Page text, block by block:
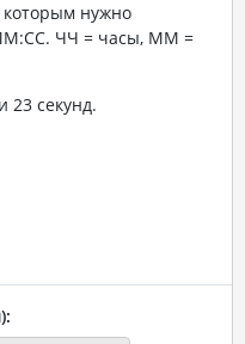
нужно
ЧЧ = часы, ММ =
23 секунд.